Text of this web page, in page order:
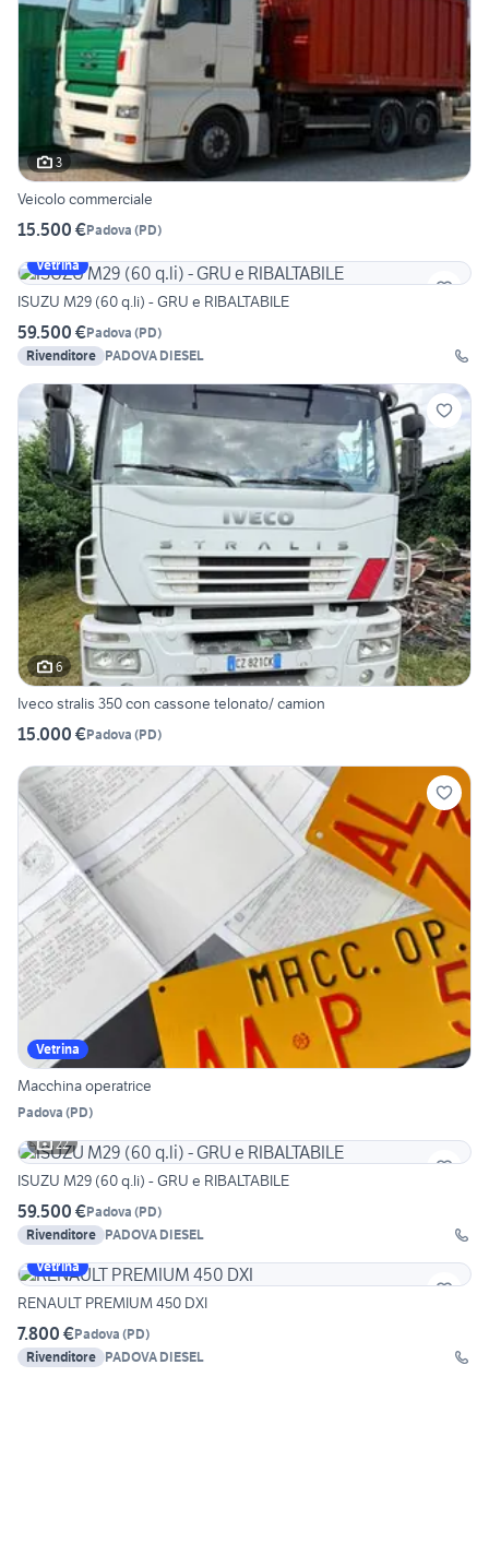
3
Veicolo commerciale
15.500 €Padova (PD)
Vetrina
ISUZU M29 (60 q.li) - GRU e RIBALTABILE
59.500 €Padova (PD)
Rivenditore PADOVA DIESEL
6
Iveco stralis 350 con cassone telonato/ camion
15.000 €Padova (PD)
Vetrina
Macchina operatrice
Padova (PD)
22
ISUZU M29 (60 q.li) - GRU e RIBALTABILE
59.500 €Padova (PD)
Rivenditore PADOVA DIESEL
Vetrina
RENAULT PREMIUM 450 DXI
7.800 €Padova (PD)
Rivenditore PADOVA DIESEL